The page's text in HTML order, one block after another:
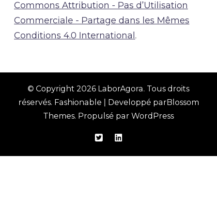
Commons Attribution - Pas d’Utilisation
Commerciale - Partage dans les Mêmes
Conditions 4.0 International .
© Copyright 2026 LaborAgora. Tous droits
réservés. Fashionable | Developpé parBlossom
Themes. Propulsé par WordPress